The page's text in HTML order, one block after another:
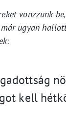
vonzzunk
ugyan
:
kell